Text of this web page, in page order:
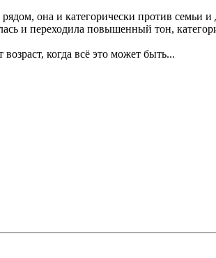
она и категорически против семьи и
и переходила повышенный тон,
когда всё это может быть...